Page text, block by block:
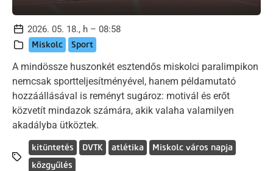
2026. 05. 18., h – 08:58
Miskolc Sport
A mindössze huszonkét esztendős miskolci paralimpikon
nemcsak sportteljesítményével, hanem példamutató
hozzáállásával is reményt sugároz: motivál és erőt
közvetít mindazok számára, akik valaha valamilyen
akadályba ütköztek.
kitüntetés DVTK atlétika
Miskolc város napja
közgyűlés